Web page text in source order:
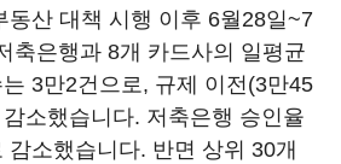
동산 대책 시행 이후 6월28일~7
축은행과 8개 카드사의 일평균
3만2건으로, 규제 이전(3만45
소했습니다. 저축은행 승인율
감소했습니다. 반면 상위 30개